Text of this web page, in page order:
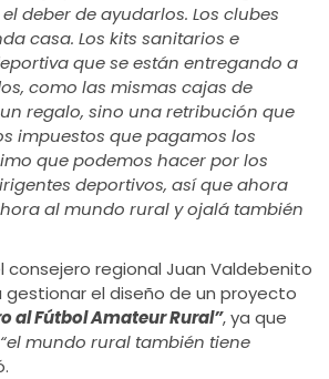
deber de ayudarlos. Los clubes
casa. Los kits sanitarios e
que se están entregando a
como las mismas cajas de
regalo, sino una retribución que
impuestos que pagamos los
que podemos hacer por los
deportivos, así que ahora
al mundo rural y ojalá también
consejero regional Juan Valdebenito
el diseño de un proyecto
al Fútbol Amateur Rural”, ya que
“el mundo rural también tiene